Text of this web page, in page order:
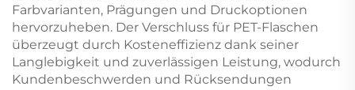
Farbvarianten, Prägungen und Druckoptionen
hervorzuheben. Der Verschluss für PET-Flaschen
überzeugt durch Kosteneffizienz dank seiner
Langlebigkeit und zuverlässigen Leistung, wodurch
Kundenbeschwerden und Rücksendungen